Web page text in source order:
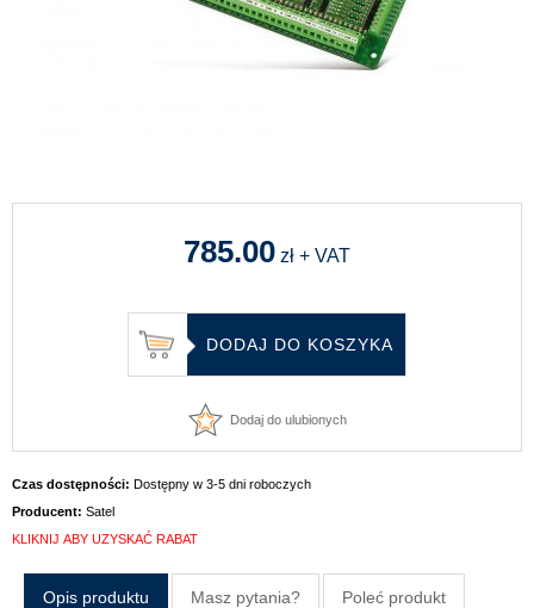
785.00 zł + VAT
Dodaj do ulubionych
Czas dostępności: Dostępny w 3-5 dni roboczych
Producent: Satel
KLIKNIJ ABY UZYSKAĆ RABAT
Opis produktu Masz pytania? Poleć produkt